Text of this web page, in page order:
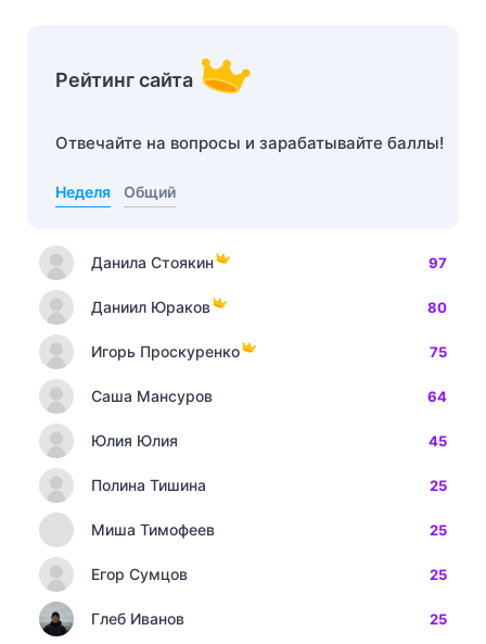
Рейтинг сайта
Отвечайте на вопросы и зарабатывайте баллы!
Неделя Общий
Данила Стоякин 97
Даниил Юраков 80
Игорь Проскуренко 75
Саша Мансуров 64
Юлия Юлия 45
Полина Тишина 25
Миша Тимофеев 25
Егор Сумцов 25
Глеб Иванов 25